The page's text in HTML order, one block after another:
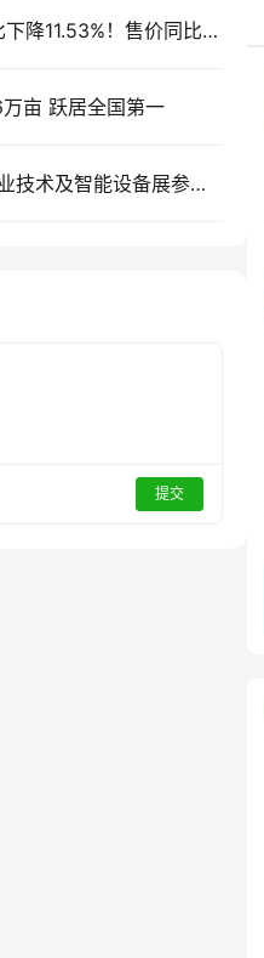
截至7月底云南食糖产销率同比下降11.53%！售价同比下跌900元/吨
亩 跃居全国第一
7月南宁见｜2026广西国际糖业技术及智能设备展参展企业推荐(六)
提交